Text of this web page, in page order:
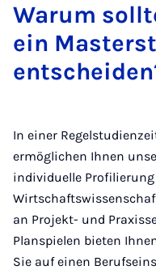
Warum
ein
In einer
ermöglichen Ihnen
individuelle
an Projekt- und
Planspielen bieten
Sie auf einen